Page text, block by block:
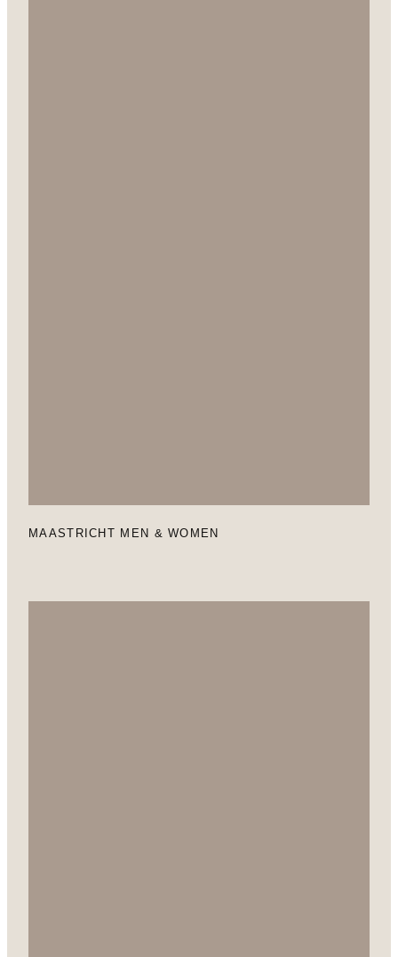
MAASTRICHT MEN & WOMEN